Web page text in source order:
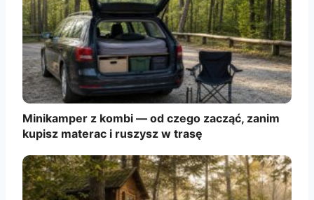
Minikamper z kombi — od czego zacząć, zanim
kupisz materac i ruszysz w trasę